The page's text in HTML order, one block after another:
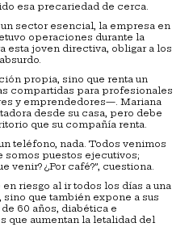
esa precariedad de cerca.
sector esencial, la empresa en
operaciones durante la
esta joven directiva, obligar a los
propia, sino que renta un
compartidas para profesionales
y emprendedores—. Mariana
desde su casa, pero debe
que su compañía renta.
teléfono, nada. Todos venimos
somos puestos ejecutivos;
venir? ¿Por café?”, cuestiona.
riesgo al ir todos los días a una
que también expone a sus
60 años, diabética e
que aumentan la letalidad del